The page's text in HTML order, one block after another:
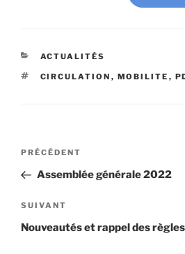
CATÉGORIES
ACTUALITÉS
ÉTIQUETTES
CIRCULATION , MOBILITE ,
Navigation
l’article
Article
précédent
PRÉCÉDENT
Assemblée générale 2022
Article
suivant
SUIVANT
Nouveautés et rappel des règles